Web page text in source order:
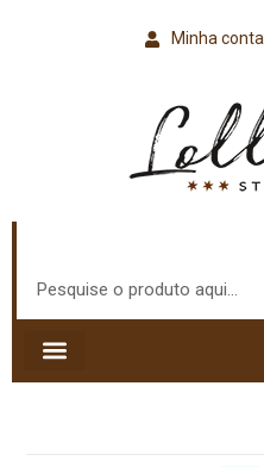
Minha conta